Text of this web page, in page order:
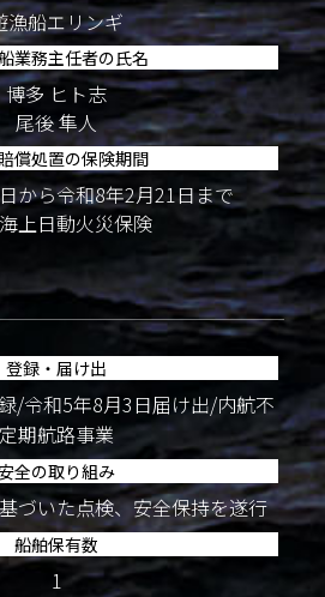
漁船エリンギ
業務主任者の氏名
博多 ヒト志
尾後 隼人
償処置の保険期間
から令和8年2月21日まで
上日動火災保険
登録・届け出
/令和5年8月3日届け出/内航不
定期航路事業
全の取り組み
づいた点検、安全保持を遂行
船舶保有数
1